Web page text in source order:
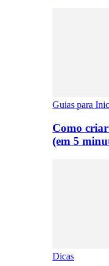
Guias para
Como
(em 5
Dicas